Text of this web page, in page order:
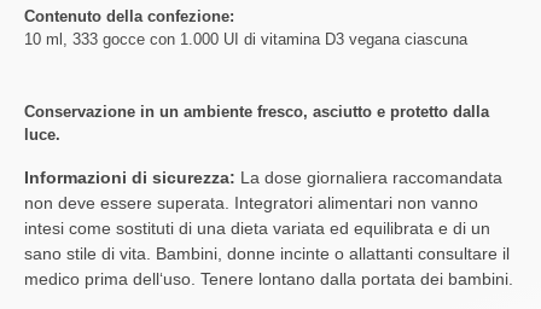
Contenuto della confezione:
10 ml, 333 gocce con 1.000 UI di vitamina D3 vegana ciascuna
Conservazione in un ambiente fresco, asciutto e protetto dalla
luce.
Informazioni di sicurezza: La dose giornaliera raccomandata
non deve essere superata. Integratori alimentari non vanno
intesi come sostituti di una dieta variata ed equilibrata e di un
sano stile di vita. Bambini, donne incinte o allattanti consultare il
medico prima dell‘uso. Tenere lontano dalla portata dei bambini.